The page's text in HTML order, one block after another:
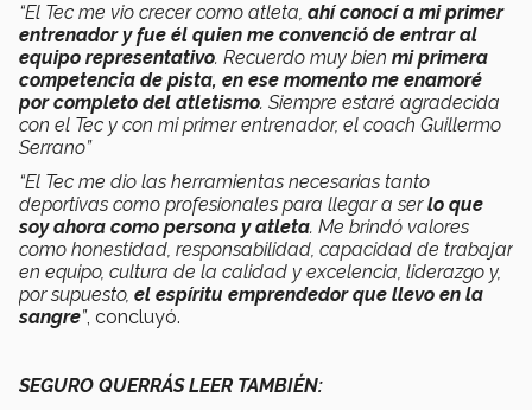
“El Tec me vio crecer como atleta, ahí conocí a mi primer
entrenador y fue él quien me convenció de entrar al
equipo representativo. Recuerdo muy bien mi primera
competencia de pista, en ese momento me enamoré
por completo del atletismo. Siempre estaré agradecida
con el Tec y con mi primer entrenador, el coach Guillermo
Serrano”
“El Tec me dio las herramientas necesarias tanto
deportivas como profesionales para llegar a serlo que
soy ahora como persona y atleta. Me brindó valores
como honestidad, responsabilidad, capacidad de trabajar
en equipo, cultura de la calidad y excelencia, liderazgo y,
por supuesto, el espíritu emprendedor que llevo en la
sangre”, concluyó.
SEGURO QUERRÁS LEER TAMBIÉN: